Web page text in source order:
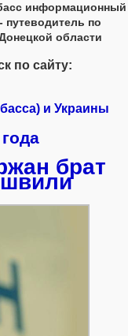
информационный
- путеводитель по
области
по сайту:
и Украины
брат